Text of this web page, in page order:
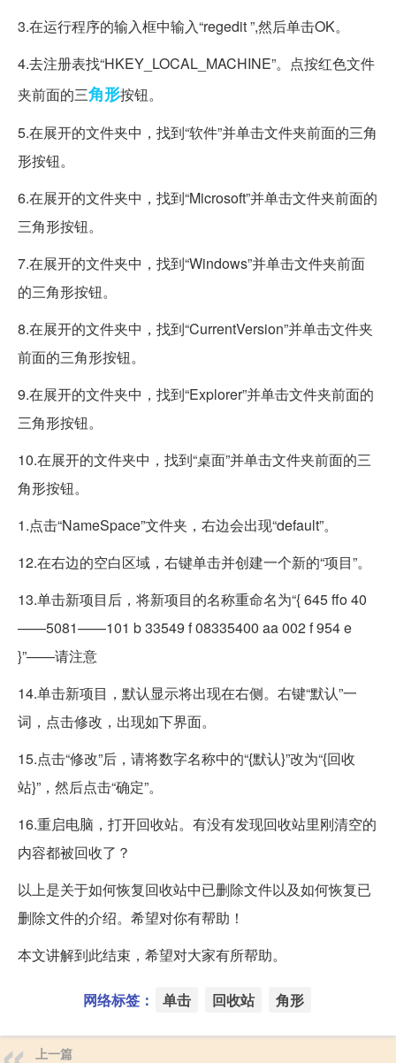
3.在运行程序的输入框中输入“regedit ”,然后单击OK。
4.去注册表找“HKEY_LOCAL_MACHINE”。点按红色文件
夹前面的三角形按钮。
5.在展开的文件夹中，找到“软件”并单击文件夹前面的三角
形按钮。
6.在展开的文件夹中，找到“Microsoft”并单击文件夹前面的
三角形按钮。
7.在展开的文件夹中，找到“Windows”并单击文件夹前面
的三角形按钮。
8.在展开的文件夹中，找到“CurrentVersion”并单击文件夹
前面的三角形按钮。
9.在展开的文件夹中，找到“Explorer”并单击文件夹前面的
三角形按钮。
10.在展开的文件夹中，找到“桌面”并单击文件夹前面的三
角形按钮。
1.点击“NameSpace”文件夹，右边会出现“default”。
12.在右边的空白区域，右键单击并创建一个新的“项目”。
13.单击新项目后，将新项目的名称重命名为“{ 645 ffo 40
——5081——101 b 33549 f 08335400 aa 002 f 954 e
}”——请注意
14.单击新项目，默认显示将出现在右侧。右键“默认”一
词，点击修改，出现如下界面。
15.点击“修改”后，请将数字名称中的“{默认}”改为“{回收
站}”，然后点击“确定”。
16.重启电脑，打开回收站。有没有发现回收站里刚清空的
内容都被回收了？
以上是关于如何恢复回收站中已删除文件以及如何恢复已
删除文件的介绍。希望对你有帮助！
本文讲解到此结束，希望对大家有所帮助。
网络标签： 单击 回收站 角形
上一篇